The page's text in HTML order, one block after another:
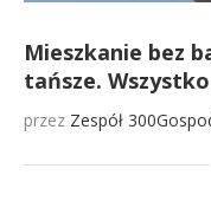
Mieszkanie bez
tańsze.
przez Zespół